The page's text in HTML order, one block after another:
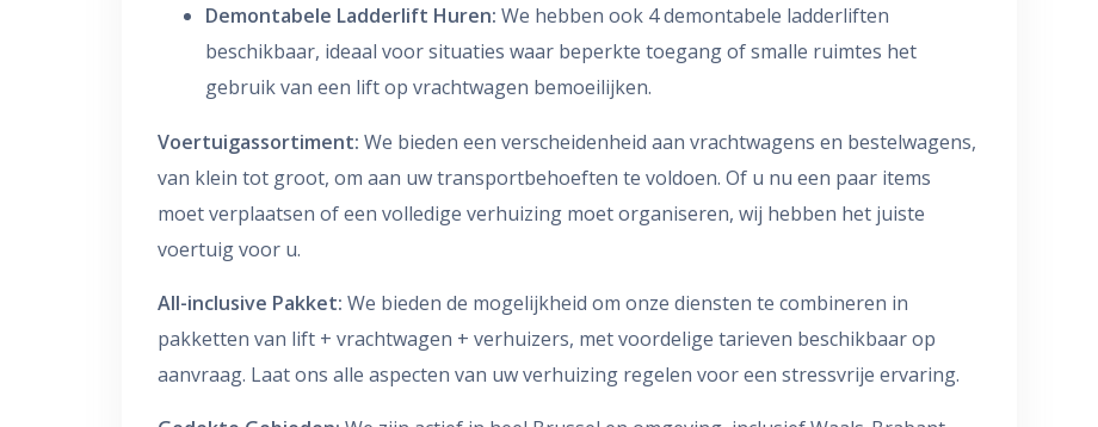
Demontabele Ladderlift Huren: We hebben ook 4 demontabele ladderliften
beschikbaar, ideaal voor situaties waar beperkte toegang of smalle ruimtes het
gebruik van een lift op vrachtwagen bemoeilijken.
Voertuigassortiment: We bieden een verscheidenheid aan vrachtwagens en bestelwagens,
van klein tot groot, om aan uw transportbehoeften te voldoen. Of u nu een paar items
moet verplaatsen of een volledige verhuizing moet organiseren, wij hebben het juiste
voertuig voor u.
All-inclusive Pakket: We bieden de mogelijkheid om onze diensten te combineren in
pakketten van lift + vrachtwagen + verhuizers, met voordelige tarieven beschikbaar op
aanvraag. Laat ons alle aspecten van uw verhuizing regelen voor een stressvrije ervaring.